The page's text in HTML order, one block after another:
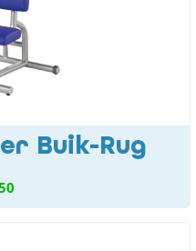
Buik-Rug